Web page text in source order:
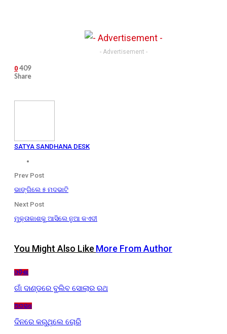
- Advertisement -
0 409
Share
SATYA SANDHANA DESK
Prev Post
ଭାଙ୍ଗିଲେ ୫ ମଦଭାଟି
Next Post
ମୁକ୍ତାକାଶକୁ ଆସିଲେ ନୁଆ କଏଦୀ
You Might Also Like More From Author
ଓଡ଼ିଶା
ଗାଁ ଦାଣ୍ଡରେ ବୁଲିବ ସୋଲାର ରଥ
ଅପରାଧ
ଦିନରେ କରୁଥିଲେ ଚୋରି